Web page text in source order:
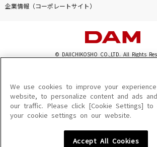
企業情報（コーポレートサイト）
© DAIICHIKOSHO CO.,LTD. All Rights
このサイトに掲載されている一切の文章・画像・写真・動
を問わず、著作権法の定める範囲を超えて無断で複製、転載
を禁じます。
楽曲及びコンテンツは、機種によりご利用いただけない場合
楽曲及びコンテンツの配信日、配信内容が変更になる場合が
We use cookies to improve your
website, to personalize content and ads
our traffic. Please click [Cookie Settings] to
your cookie settings on our website.
Accept All Cookies